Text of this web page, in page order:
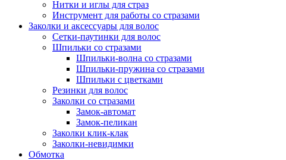
Нитки и иглы для страз
Инструмент для работы со стразами
Заколки и аксессуары для волос
Сетки-паутинки для волос
Шпильки со стразами
Шпильки-волна со стразами
Шпильки-пружина со стразами
Шпильки с цветками
Резинки для волос
Заколки со стразами
Замок-автомат
Замок-пеликан
Заколки клик-клак
Заколки-невидимки
Обмотка